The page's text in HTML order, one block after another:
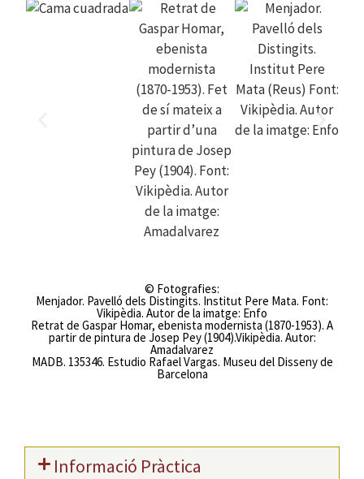
© Fotografies:
Menjador. Pavelló dels Distingits. Institut Pere Mata. Font:
Vikipèdia. Autor de la imatge: Enfo
Retrat de Gaspar Homar, ebenista modernista (1870-1953). A
partir de pintura de Josep Pey (1904).Vikipèdia. Autor:
Amadalvarez
MADB. 135346. Estudio Rafael Vargas. Museu del Disseny de
Barcelona
Informació Pràctica